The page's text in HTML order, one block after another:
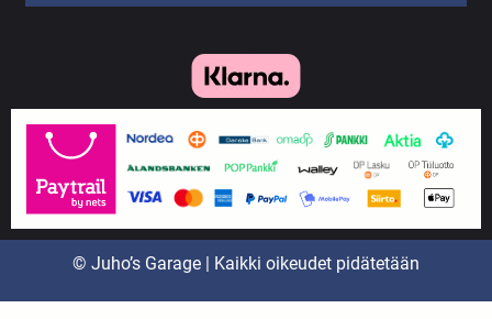
© Juho’s Garage | Kaikki oikeudet pidätetään